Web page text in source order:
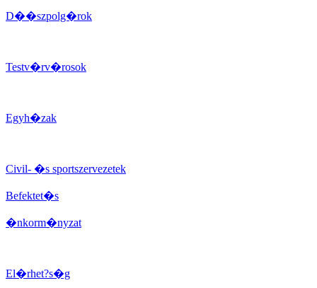
D��szpolg�rok
Testv�rv�rosok
Egyh�zak
Civil- �s sportszervezetek
Befektet�s
�nkorm�nyzat
El�rhet?s�g